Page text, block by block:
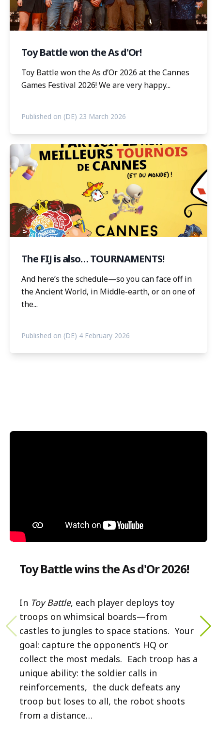
Toy Battle won the As d'Or!
Toy Battle won the As d’Or 2026 at the Cannes
Games Festival 2026! We are very happy...
Published on (DE) 23 March 2026
The FIJ is also… TOURNAMENTS!
And here’s the schedule—so you can face off in
the Ancient World, in Middle-earth, or on one of
the...
Published on (DE) 4 February 2026
Toy Battle wins the As d'Or 2026!
In Toy Battle, each player deploys toy
troops on whimsical boards—from
castles to jungles to space stations. Your
goal: capture the opponent’s HQ or
collect the most medals. Each troop has a
unique ability: the soldier calls in
reinforcements, the duck defeats any
troop but loses to all, the robot shoots
from a distance…